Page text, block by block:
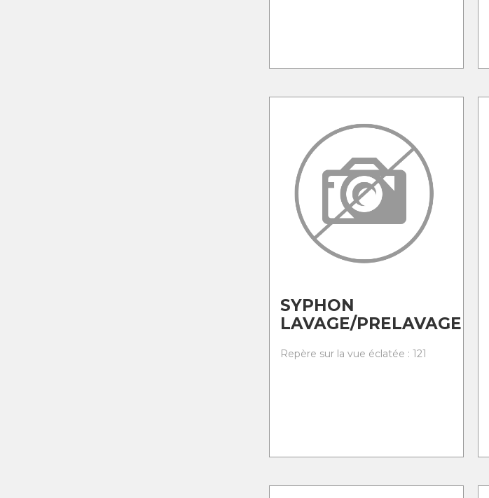
SYPHON
LAVAGE/PRELAVAGE
Repère sur la vue éclatée : 121